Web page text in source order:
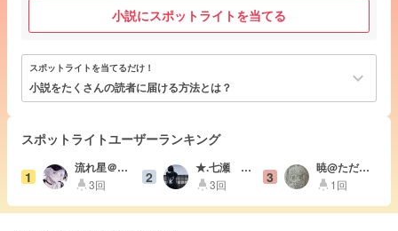
小説にスポットライトを当てる
スポットライトを当てるだけ！
小説をたくさんの読者に届ける方法とは？ keyboard_arrow_down
スポットライトユーザーランキング
1
流れ星＠書
き溜め不足
中
highlight3回 2
★.七瀬 @
無浮上かも
highlight3回 3
暁@ただい
ま！
highlight 1回